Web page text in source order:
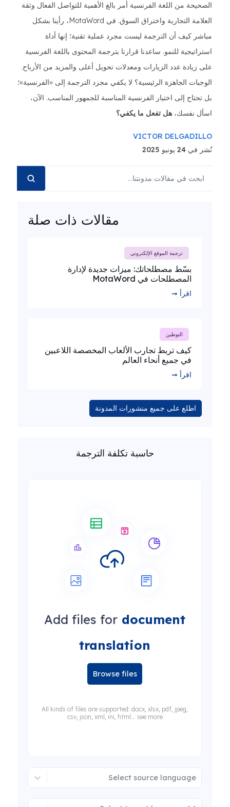
الصحيحة من اللغة الفرنسية أمر بالغ الأهمية للتواصل الفعال وثقة
العلامة التجارية واختراق السوق. في MotaWord، رأينا بشكل
مباشر كيف أن الترجمة ليست مجرد عملية تقنية؛ إنها أداة
استراتيجية للنمو. ساعدنا قرارنا بترجمة المحتوى باللغة الفرنسية
على زيادة عدد الزيارات ومعدلات تحويل أعلى والمزيد من الأرباح.
الوجبات الجاهزة الرئيسية؟ لا يكفي مجرد الترجمة إلى «الفرنسية»؛
بل تحتاج إلى اختيار الفرنسية المناسبة للجمهور المناسب. الآن،
اسأل نفسك، هل تفعل ما يكفي؟
VICTOR DELGADILLO
نُشر في 24 يونيو 2025
مقالات ذات صلة
ترجمة الموقع الإلكتروني
بسّط مصطلحاتك: ميزات جديدة لإدارة
المصطلحات في MotaWord
اقرأ ➞
التوطين
كيف تربط تجارب الألعاب المخصصة اللاعبين
في جميع أنحاء العالم
اقرأ ➞
اطلع على جميع منشورات المدونة
حاسبة تكلفة الترجمة
Add files for document
translation
Browse files
All kinds of files are supported: docx, xlsx, pdf, jpeg,
csv, json, xml, ini, html... see more
Select source language